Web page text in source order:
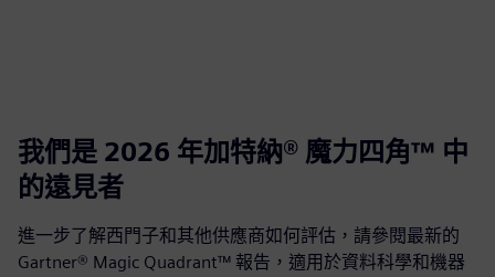
我們是 2026 年加特納® 魔力四角™ 中
的遠見者
進一步了解西門子和其他供應商如何評估，請參閱最新的
Gartner® Magic Quadrant™ 報告，適用於資料科學和機器